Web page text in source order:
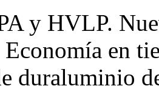
y HVLP.
en
duraluminio